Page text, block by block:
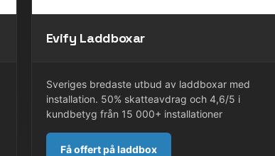
Evify Laddboxar
Sveriges bredaste utbud av laddboxar med
installation. 50% skatteavdrag och 4,6/5 i
kundbetyg från 15 000+ installationer
Få offert på laddbox